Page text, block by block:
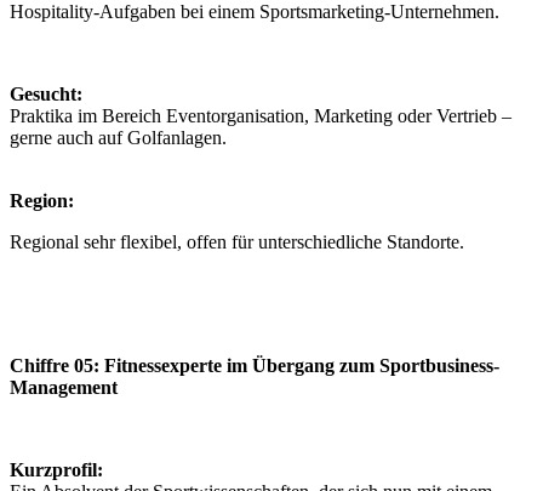
Hospitality-Aufgaben bei einem Sportsmarketing-Unternehmen.
Gesucht:
Praktika im Bereich Eventorganisation, Marketing oder Vertrieb –
gerne auch auf Golfanlagen.
Region:
Regional sehr flexibel, offen für unterschiedliche Standorte.
Chiffre 05: Fitnessexperte im Übergang zum Sportbusiness-
Management
Kurzprofil: